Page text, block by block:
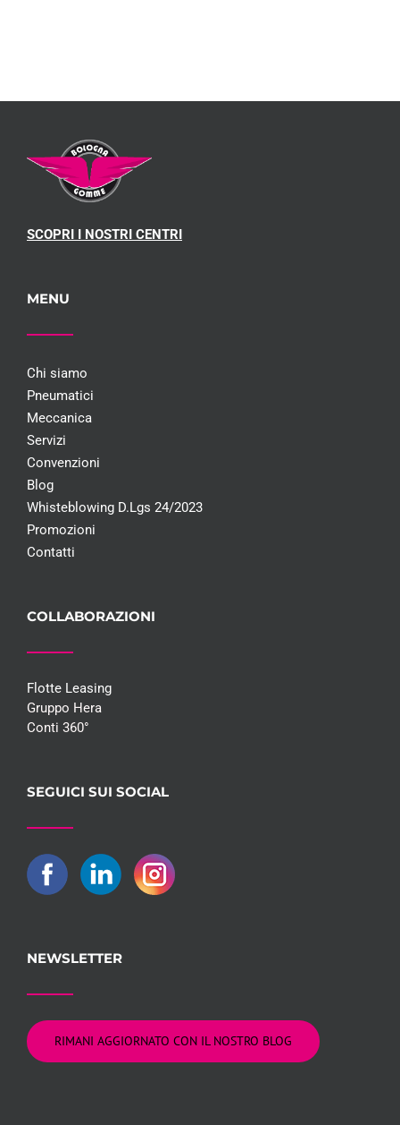
SCOPRI I NOSTRI CENTRI
MENU
Chi siamo
Pneumatici
Meccanica
Servizi
Convenzioni
Blog
Whisteblowing D.Lgs 24/2023
Promozioni
Contatti
COLLABORAZIONI
Flotte Leasing
Gruppo Hera
Conti 360°
SEGUICI SUI SOCIAL
NEWSLETTER
RIMANI AGGIORNATO CON IL NOSTRO BLOG